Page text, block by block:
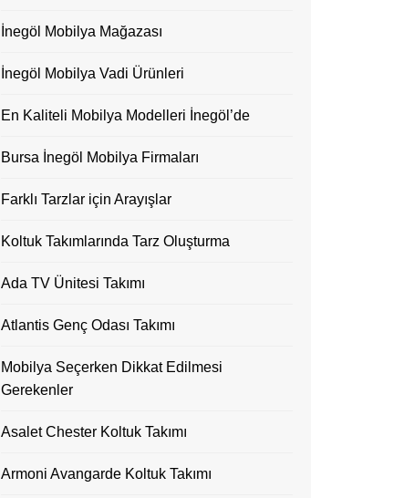
İnegöl Mobilya Mağazası
İnegöl Mobilya Vadi Ürünleri
En Kaliteli Mobilya Modelleri İnegöl’de
Bursa İnegöl Mobilya Firmaları
Farklı Tarzlar için Arayışlar
Koltuk Takımlarında Tarz Oluşturma
Ada TV Ünitesi Takımı
Atlantis Genç Odası Takımı
Mobilya Seçerken Dikkat Edilmesi
Gerekenler
Asalet Chester Koltuk Takımı
Armoni Avangarde Koltuk Takımı